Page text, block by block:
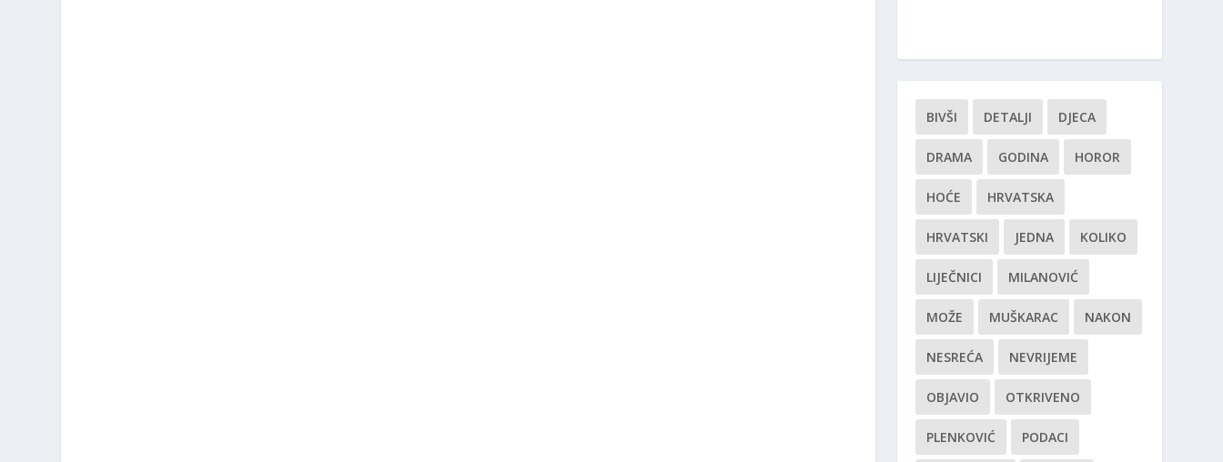
BIVŠI DETALJI DJECA
DRAMA GODINA HOROR
HOĆE HRVATSKA
HRVATSKI JEDNA KOLIKO
LIJEČNICI MILANOVIĆ
MOŽE MUŠKARAC NAKON
NESREĆA NEVRIJEME
OBJAVIO OTKRIVENO
PLENKOVIĆ PODACI